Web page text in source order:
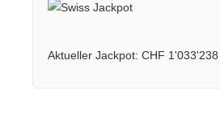
Aktueller Jackpot: CHF 1'033'238